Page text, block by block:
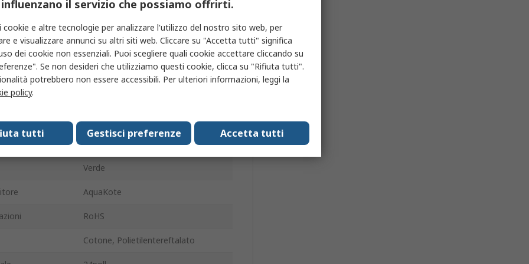
3400m³/h
iniziale 45Pa
594mm
finale
95mm
594mm
Verde
AquaKote
RoHS
Cotone, Polietilentereftalato
il servizio che possiamo offrirti.
cookie e altre tecnologie per analizzare l'utilizzo del nostro sito web, per
e visualizzare annunci su altri siti web. Cliccare su "Accetta tutti" significa
dei cookie non essenziali. Puoi scegliere quali cookie accettare cliccando su
Se non desideri che utilizziamo questi cookie, clicca su "Rifiuta tutti".
potrebbero non essere accessibili. Per ulteriori informazioni, leggi la
policy.
Accetta tutti
Gestisci preferenze
tutti